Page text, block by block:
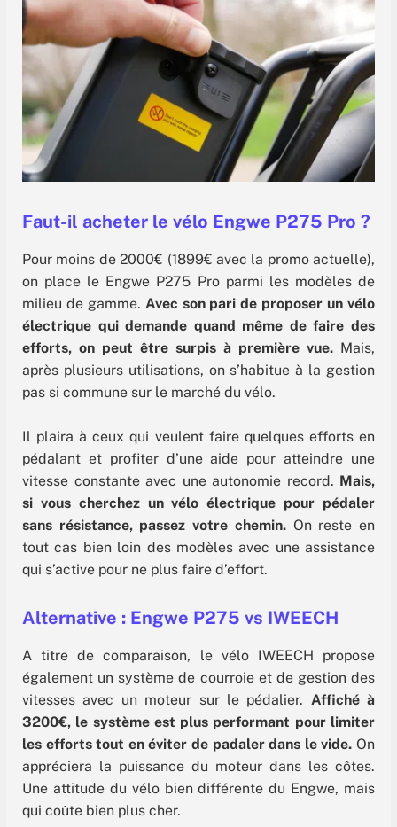
Faut-il acheter le vélo Engwe P275 Pro ?
Pour moins de 2000€ (1899€ avec la promo actuelle),
on place le Engwe P275 Pro parmi les modèles de
milieu de gamme. Avec son pari de proposer un vélo
électrique qui demande quand même de faire des
efforts, on peut être surpis à première vue. Mais,
après plusieurs utilisations, on s’habitue à la gestion
pas si commune sur le marché du vélo.
Il plaira à ceux qui veulent faire quelques efforts en
pédalant et profiter d’une aide pour atteindre une
vitesse constante avec une autonomie record. Mais,
si vous cherchez un vélo électrique pour pédaler
sans résistance, passez votre chemin. On reste en
tout cas bien loin des modèles avec une assistance
qui s’active pour ne plus faire d’effort.
Alternative : Engwe P275 vs IWEECH
A titre de comparaison, le vélo IWEECH propose
également un système de courroie et de gestion des
vitesses avec un moteur sur le pédalier. Affiché à
3200€, le système est plus performant pour limiter
les efforts tout en éviter de padaler dans le vide. On
appréciera la puissance du moteur dans les côtes.
Une attitude du vélo bien différente du Engwe, mais
qui coûte bien plus cher.